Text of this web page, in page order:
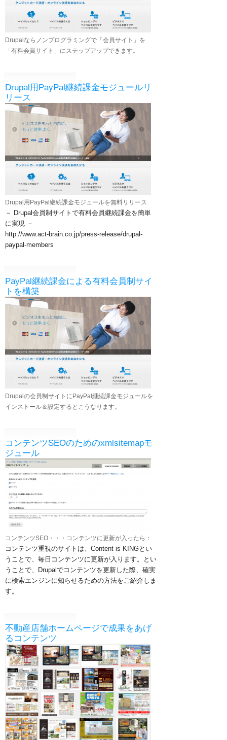
Drupalならノンプログラミングで「会員サイト」を
「有料会員サイト」にステップアップできます。
Drupal用PayPal継続課金モジュールリ
リース
Drupal用PayPal継続課金モジュールを無料リリース
－ Drupal会員制サイトで有料会員継続課金を簡単
に実現 －
​http://www.act-brain.co.jp/press-release/drupal-
paypal-members
PayPal継続課金による有料会員制サイ
トを構築
Drupalの会員制サイトにPayPal継続課金モジュールを
インストール＆設定するとこうなります。
コンテンツSEOのためのxmlsitemapモ
ジュール
コンテンツSEO・・・コンテンツに更新が入ったら：
コンテンツ重視のサイトは、Content is KINGとい
うことで、毎日コンテンツに更新が入ります。とい
うことで、Drupalでコンテンツを更新した際、確実
に検索エンジンに知らせるための方法をご紹介しま
す。
不動産店舗ホームページで成果をあげ
るコンテンツ